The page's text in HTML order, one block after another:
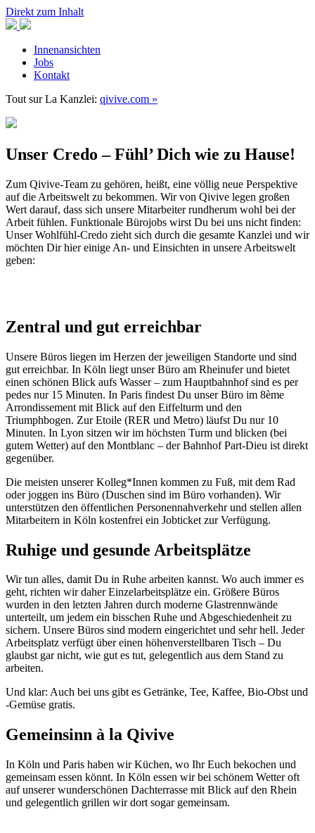
Direkt zum Inhalt
Innenansichten
Jobs
Kontakt
Tout surLa Kanzlei: qivive.com »
Unser Credo – Fühl’ Dich wie zu Hause!
Zum Qivive-Team zu gehören, heißt, eine völlig neue Perspektive
auf die Arbeitswelt zu bekommen. Wir von Qivive legen großen
Wert darauf, dass sich unsere Mitarbeiter rundherum wohl bei der
Arbeit fühlen. Funktionale Bürojobs wirst Du bei uns nicht finden:
Unser Wohlfühl-Credo zieht sich durch die gesamte Kanzlei und wir
möchten Dir hier einige An- und Einsichten in unsere Arbeitswelt
geben:
Zentral und gut erreichbar
Unsere Büros liegen im Herzen der jeweiligen Standorte und sind
gut erreichbar. In Köln liegt unser Büro am Rheinufer und bietet
einen schönen Blick aufs Wasser – zum Hauptbahnhof sind es per
pedes nur 15 Minuten. In Paris findest Du unser Büro im 8ème
Arrondissement mit Blick auf den Eiffelturm und den
Triumphbogen. Zur Etoile (RER und Metro) läufst Du nur 10
Minuten. In Lyon sitzen wir im höchsten Turm und blicken (bei
gutem Wetter) auf den Montblanc – der Bahnhof Part-Dieu ist direkt
gegenüber.
Die meisten unserer Kolleg*Innen kommen zu Fuß, mit dem Rad
oder joggen ins Büro (Duschen sind im Büro vorhanden). Wir
unterstützen den öffentlichen Personennahverkehr und stellen allen
Mitarbeitern in Köln kostenfrei ein Jobticket zur Verfügung.
Ruhige und gesunde Arbeitsplätze
Wir tun alles, damit Du in Ruhe arbeiten kannst. Wo auch immer es
geht, richten wir daher Einzelarbeitsplätze ein. Größere Büros
wurden in den letzten Jahren durch moderne Glastrennwände
unterteilt, um jedem ein bisschen Ruhe und Abgeschiedenheit zu
sichern. Unsere Büros sind modern eingerichtet und sehr hell. Jeder
Arbeitsplatz verfügt über einen höhenverstellbaren Tisch – Du
glaubst gar nicht, wie gut es tut, gelegentlich aus dem Stand zu
arbeiten.
Und klar: Auch bei uns gibt es Getränke, Tee, Kaffee, Bio-Obst und
-Gemüse gratis.
Gemeinsinn à la Qivive
In Köln und Paris haben wir Küchen, wo Ihr Euch bekochen und
gemeinsam essen könnt. In Köln essen wir bei schönem Wetter oft
auf unserer wunderschönen Dachterrasse mit Blick auf den Rhein
und gelegentlich grillen wir dort sogar gemeinsam.